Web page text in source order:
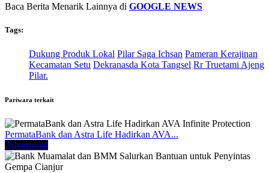
Baca Berita Menarik Lainnya di GOOGLE NEWS
Tags:
Dukung Produk Lokal Pilar Saga Ichsan Pameran Kerajinan
Kecamatan Setu Dekranasda Kota Tangsel Rr Truetami Ajeng
Pilar.
Pariwara terkait
PermataBank dan Astra Life Hadirkan AVA...
Advertorial